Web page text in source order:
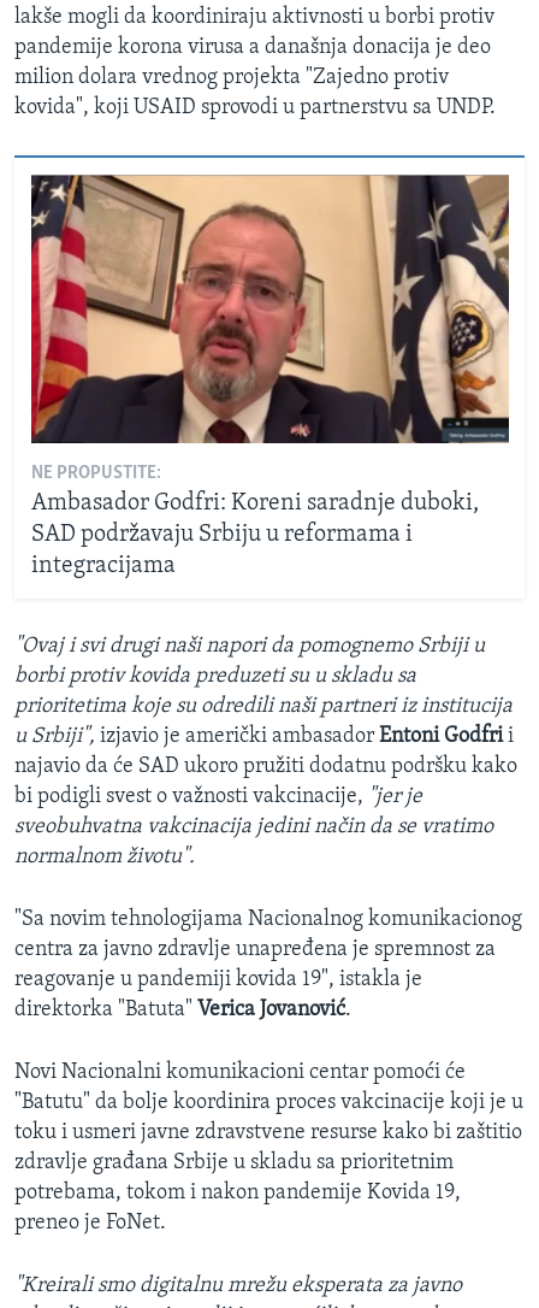
lakše mogli da koordiniraju aktivnosti u borbi protiv
pandemije korona virusa a današnja donacija je deo
milion dolara vrednog projekta "Zajedno protiv
kovida", koji USAID sprovodi u partnerstvu sa UNDP.
NE PROPUSTITE:
Ambasador Godfri: Koreni saradnje duboki,
SAD podržavaju Srbiju u reformama i
integracijama
"Ovaj i svi drugi naši napori da pomognemo Srbiji u
borbi protiv kovida preduzeti su u skladu sa
prioritetima koje su odredili naši partneri iz institucija
u Srbiji", izjavio je američki ambasador Entoni Godfrii
najavio da će SAD ukoro pružiti dodatnu podršku kako
bi podigli svest o važnosti vakcinacije, "jer je
sveobuhvatna vakcinacija jedini način da se vratimo
normalnom životu".
"Sa novim tehnologijama Nacionalnog komunikacionog
centra za javno zdravlje unapređena je spremnost za
reagovanje u pandemiji kovida 19", istakla je
direktorka "Batuta" Verica Jovanović.
Novi Nacionalni komunikacioni centar pomoći će
"Batutu" da bolje koordinira proces vakcinacije koji je u
toku i usmeri javne zdravstvene resurse kako bi zaštitio
zdravlje građana Srbije u skladu sa prioritetnim
potrebama, tokom i nakon pandemije Kovida 19,
preneo je FoNet.
"Kreirali smo digitalnu mrežu eksperata za javno